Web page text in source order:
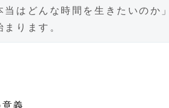
当はどんな時間を生きたいの
ります。
義